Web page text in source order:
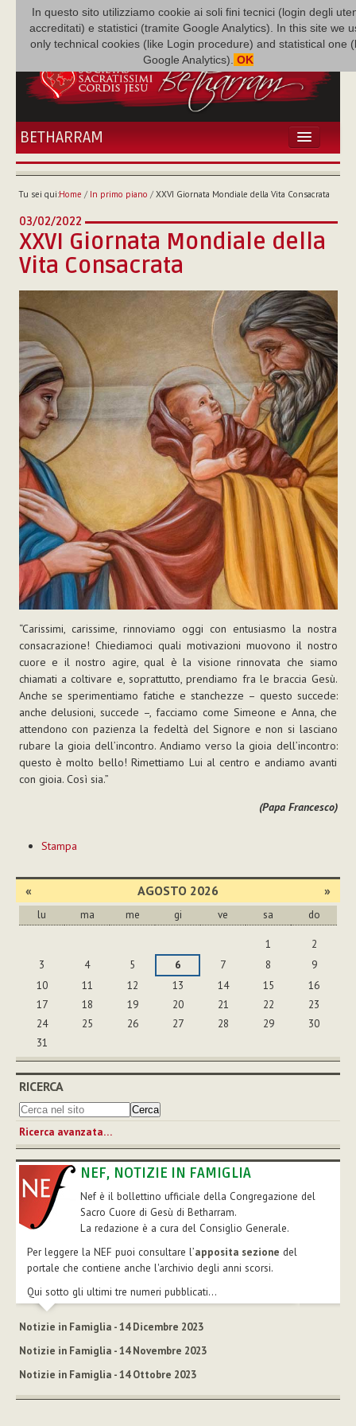
In questo sito utilizziamo cookie ai soli fini tecnici (login degli
accreditati) e statistici (tramite Google Analytics). In this site we
only technical cookies (like Login procedure) and statistical one
Google Analytics). OK
BETHARRAM
HOME
FAMIGLIA
MISSIONE
NEF
MEDIATECA
P. AUGUSTO ETCHECOPAR
Tu sei qui:Home / In primo piano / XXVI Giornata Mondiale della Vita Consacrata
03/02/2022
XXVI Giornata Mondiale della
Vita Consacrata
“Carissimi, carissime, rinnoviamo oggi con entusiasmo la nostra
consacrazione! Chiediamoci quali motivazioni muovono il nostro
cuore e il nostro agire, qual è la visione rinnovata che siamo
chiamati a coltivare e, soprattutto, prendiamo fra le braccia Gesù.
Anche se sperimentiamo fatiche e stanchezze – questo succede:
anche delusioni, succede –, facciamo come Simeone e Anna, che
attendono con pazienza la fedeltà del Signore e non si lasciano
rubare la gioia dell’incontro. Andiamo verso la gioia dell’incontro:
questo è molto bello! Rimettiamo Lui al centro e andiamo avanti
con gioia. Così sia.”
(Papa Francesco)
sul
Stampa
« AGOSTO 2026 »
lu ma me gi ve sa do
1
2
3
4 5 6 7 8
9
10
11 12 13 14 15
16
17
18 19 20 21 22
23
24
25 26 27 28 29
30
31
RICERCA
Ricerca avanzata…
NEF, NOTIZIE IN FAMIGLIA
Nef è il bollettino ufficiale della Congregazione del
Sacro Cuore di Gesù di Betharram.
La redazione è a cura del Consiglio Generale.
Per leggere la NEF puoi consultare l’apposita sezione del
portale che contiene anche l'archivio degli anni scorsi.
Qui sotto gli ultimi tre numeri pubblicati...
Notizie in Famiglia - 14 Dicembre 2023
Notizie in Famiglia - 14 Novembre 2023
Notizie in Famiglia - 14 Ottobre 2023